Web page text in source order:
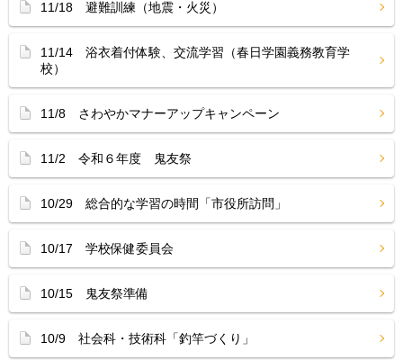
11/18 避難訓練（地震・火災）
11/14 浴衣着付体験、交流学習（春日学園義務教育学
校）
11/8 さわやかマナーアップキャンペーン
11/2 令和６年度 鬼友祭
10/29 総合的な学習の時間「市役所訪問」
10/17 学校保健委員会
10/15 鬼友祭準備
10/9 社会科・技術科「釣竿づくり」